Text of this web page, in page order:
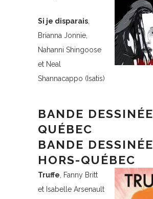
Si je disparais
Brianna Jonnie,
Nahanni Shingoose
et Neal
Shannacappo (Isatis)
BANDE DESSINÉE
QUÉBEC
BANDE DESSINÉE
HORS-QUÉBEC
Truffe , Fanny Britt
et Isabelle Arsenault